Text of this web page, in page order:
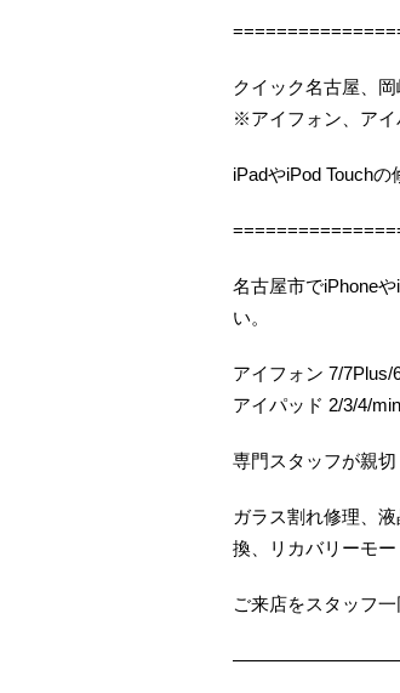
クイック名古屋、
※アイフォン、アイ
iPadやiPod Touch
名古屋市でiPhone
い。
アイフォン 7/7Plus/
アイパッド 2/3/4/
専門スタッフが親
ガラス割れ修理、
換、リカバリーモ
ご来店をスタッフ